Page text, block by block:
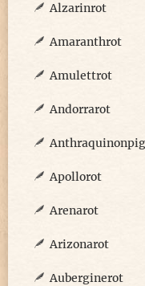
Alzarinrot
Amaranthrot
Amulettrot
Andorrarot
Apollorot
Arenarot
Arizonarot
Auberginerot